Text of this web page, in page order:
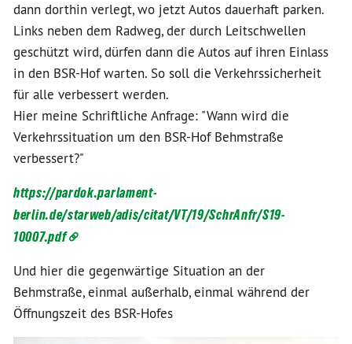
dann dorthin verlegt, wo jetzt Autos dauerhaft parken.
Links neben dem Radweg, der durch Leitschwellen
geschützt wird, dürfen dann die Autos auf ihren Einlass
in den BSR-Hof warten. So soll die Verkehrssicherheit
für alle verbessert werden.
Hier meine Schriftliche Anfrage: "Wann wird die
Verkehrssituation um den BSR-Hof Behmstraße
verbessert?"
https://pardok.parlament-
berlin.de/starweb/adis/citat/VT/19/SchrAnfr/S19-
10007.pdf
Und hier die gegenwärtige Situation an der
Behmstraße, einmal außerhalb, einmal während der
Öffnungszeit des BSR-Hofes